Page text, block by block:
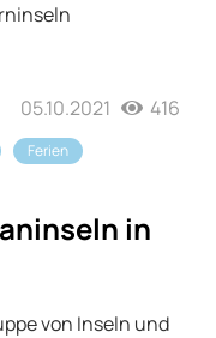
05.10.2021 416
Ferien
in
von Inseln und